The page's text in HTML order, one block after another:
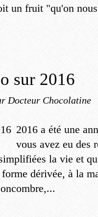
un fruit "qu'on
sur 2016
Docteur Chocolatine
2016 a été une
vous avez eu des
la vie et
dérivée, à la